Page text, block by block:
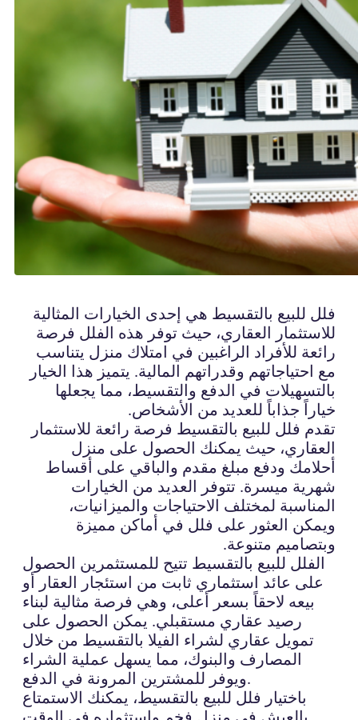
فلل للبيع بالتقسيط هي إحدى الخيارات المثالية
للاستثمار العقاري، حيث توفر هذه الفلل فرصة
رائعة للأفراد الراغبين في امتلاك منزل يتناسب
مع احتياجاتهم وقدراتهم المالية. يتميز هذا الخيار
بالتسهيلات في الدفع والتقسيط، مما يجعلها
خياراً جذاباً للعديد من الأشخاص.
تقدم فلل للبيع بالتقسيط فرصة رائعة للاستثمار
العقاري، حيث يمكنك الحصول على منزل
أحلامك ودفع مبلغ مقدم والباقي على أقساط
شهرية ميسرة. تتوفر العديد من الخيارات
المناسبة لمختلف الاحتياجات والميزانيات،
ويمكن العثور على فلل في أماكن مميزة
وبتصاميم متنوعة.
الفلل للبيع بالتقسيط تتيح للمستثمرين الحصول
على عائد استثماري ثابت من استئجار العقار أو
بيعه لاحقاً بسعر أعلى، وهي فرصة مثالية لبناء
رصيد عقاري مستقبلي. يمكن الحصول على
تمويل عقاري لشراء الفيلا بالتقسيط من خلال
المصارف والبنوك، مما يسهل عملية الشراء
ويوفر للمشترين المرونة في الدفع.
باختيار فلل للبيع بالتقسيط، يمكنك الاستمتاع